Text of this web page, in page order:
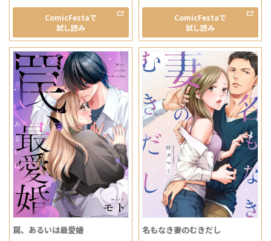
ComicFestaで
試し読み
ComicFestaで
試し読み
罠、あるいは最愛婚 名もなき妻のむきだし